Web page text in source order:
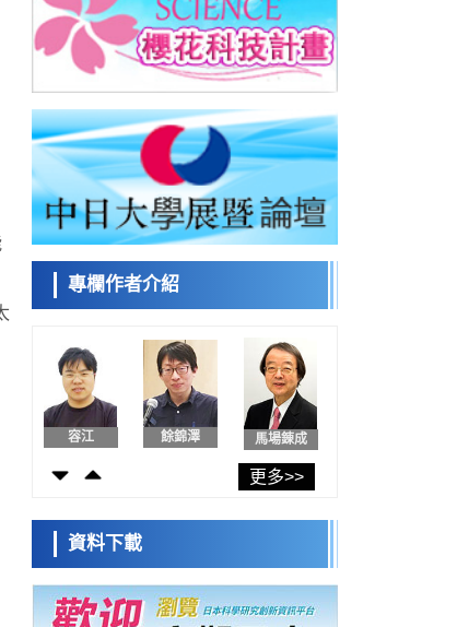
日本第2次醫療研究開發調整費，根據一線實
際情況和需求分配99.3億日圓
科學研究
千葉大學鑑定出導致難治性疾病「肺高血壓
症」惡化的蛋白質「MYL9/12」，會引發血
管結構惡化
科學研究
京都大學高效生成光的構成單元「光子」，
可應用於量子電腦
科學研究
用數理模型詮釋慢性蕁麻疹的發病機理，藉
助數學的力量實現個體化最佳治療
科學研究
【JST事業成果】發現室溫下工作的交替磁體
科學研究
夜景也能清晰呈現在紙上——日本「鐵路攝
科學研究
【JST事業成果】開發低成本與低功耗的新型
AI處理器
政策
日本科研費增設國際共同研究強化新類別，
促進青年研究人員赴海外開展研究
鐵道綜研新任理事長蘆谷公稔：依託超導和
科學研究
東京大學通過葉綠體基因組編輯技術強化碳
固定酵素，成功提高光合作用能力與生產力
藤田醫科大學等成功鑑定出非結核分枝桿菌
生存的必需基因，首次揭示該基因的必要性
專欄作者介紹
日本科學未
來館 科學交
流員
小岩井忠道 瀧川 進 戴維
陳小牧
容江 餘錦澤 馬場錬成
日本科學未
來館 科學交
更多>>
資料下載